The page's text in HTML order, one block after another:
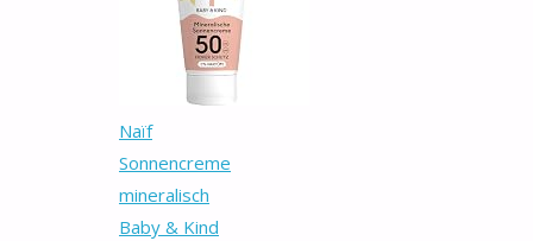
Naïf
Sonnencreme
mineralisch
Baby & Kind